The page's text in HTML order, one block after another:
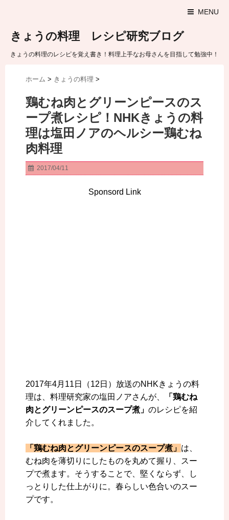
MENU
きょうの料理 レシピ研究ブログ
きょうの料理のレシピを覚え書き！料理上手なお母さんを目指して勉強中！
ホーム > きょうの料理 >
鶏むね肉とグリーンピースのス
ープ煮レシピ！NHKきょうの料
理は塩田ノアのヘルシー鶏むね
肉料理
2017/04/11
Sponsord Link
2017年4月11日（12日）放送のNHKきょうの料
理は、料理研究家の塩田ノアさんが、
「鶏むね
肉とグリーンピースのスープ煮」 のレシピを紹
介してくれました。
「鶏むね肉とグリーンピースのスープ煮」 は、
むね肉を薄切りにしたものを丸めて握り、スー
プで煮ます。そうすることで、堅くならず、し
っとりした仕上がりに。春らしい色合いのスー
プです。